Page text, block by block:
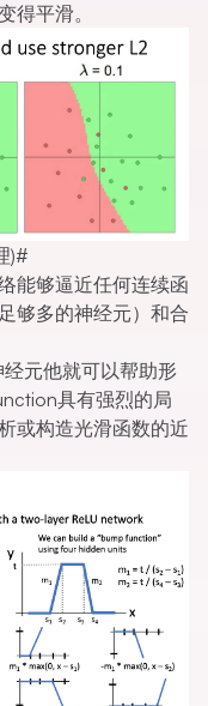
得平滑。
)#
能够逼近任何连续函
够多的神经元）和合
元他就可以帮助形
具有强烈的局
或构造光滑函数的近